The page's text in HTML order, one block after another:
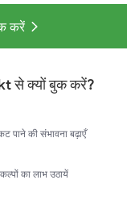
करें
से क्यों बुक करें?
पाने की संभावना बढ़ाएँ
का लाभ उठायें